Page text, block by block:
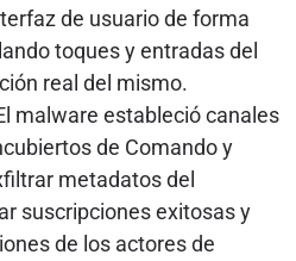
de usuario de forma
toques y entradas del
real del mismo.
malware estableció canales
de Comando y
metadatos del
suscripciones exitosas y
de los actores de